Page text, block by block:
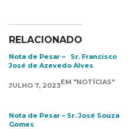
RELACIONADO
Nota de Pesar – Sr. Francisco
José de Azevedo Alves
JULHO 7, 2023EM "NOTÍCIAS"
Nota de Pesar – Sr. José Souza
Gomes